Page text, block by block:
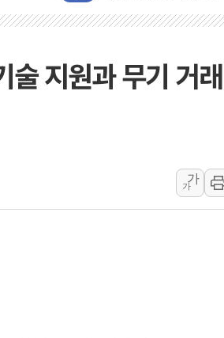
[속보] 민주, 인천 경선
[속보] 민주, 제주 경선
이번주 국내 주요 금융일
서울 중랑구 주택가서
李대통령 "결혼 때문에
인천서 말다툼 중 어머
'화합' 꺼낸 김민석에 '
술 지원과 무기 거래
가
가